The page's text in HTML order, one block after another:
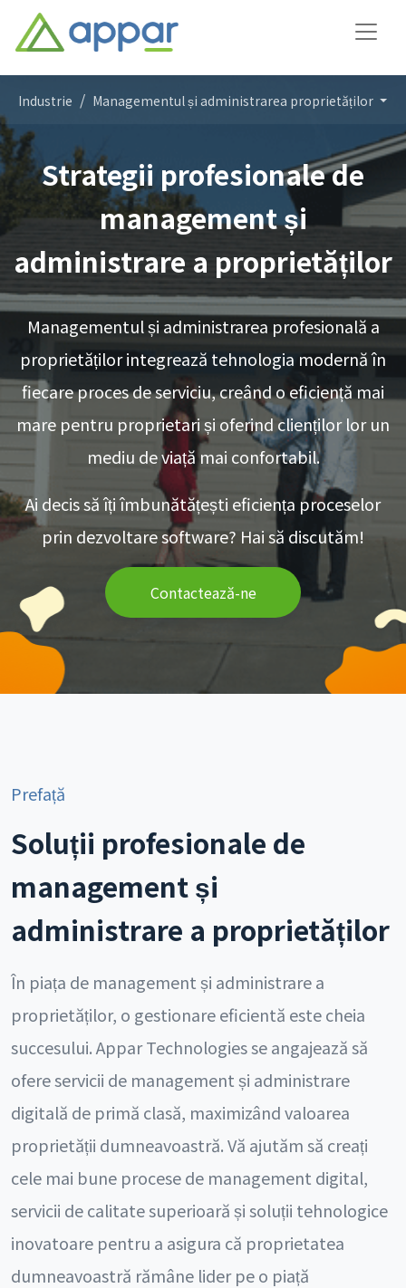
Industrie Managementul și administrarea proprietăților
Strategii profesionale de
management și
administrare a proprietăților
Managementul și administrarea profesională a
proprietăților integrează tehnologia modernă în
fiecare proces de serviciu, creând o eficiență mai
mare pentru proprietari și oferind clienților lor un
mediu de viață mai confortabil.
Ai decis să îți îmbunătățești eficiența proceselor
prin dezvoltare software? Hai să discutăm!
Contactează-ne
Prefață
Soluții profesionale de
management și
administrare a proprietăților
În piața de management și administrare a
proprietăților, o gestionare eficientă este cheia
succesului. Appar Technologies se angajează să
ofere servicii de management și administrare
digitală de primă clasă, maximizând valoarea
proprietății dumneavoastră. Vă ajutăm să creați
cele mai bune procese de management digital,
servicii de calitate superioară și soluții tehnologice
inovatoare pentru a asigura că proprietatea
dumneavoastră rămâne lider pe o piață